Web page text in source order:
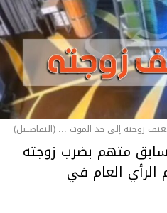
زوجته إلى حد الموت ... (التفاصــيل)
متهم بضرب زوجته
العام في